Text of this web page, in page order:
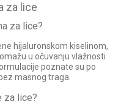
za lice
za lice?
hijaluronskom kiselinom,
u očuvanju vlažnosti
poznate su po
masnog traga.
za lice?